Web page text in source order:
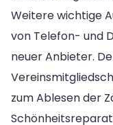
Weitere wichtige
von Telefon- und
neuer Anbieter.
zum Ablesen der